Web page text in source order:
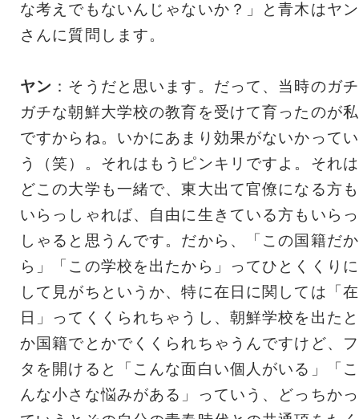
な考えでもないんじゃないか？」と青木はヤン
さんに質問します。
ヤン ：そうだと思います。だって、当時のガチ
ガチな朝鮮大学校の教育を受けて育ったのが私
ですからね。いかにあまり効果がないかってい
う（笑）。それはもうピンキリですよ。それは
どこの大学も一緒で、東大出て官僚になる方も
いらっしゃれば、自由に生きている方もいらっ
しゃると思うんです。だから、「この国籍だか
ら」「この学校を出たから」ってひとくくりに
して見がちというか、特に在日に関しては「在
日」ってくくられちゃうし、朝鮮学校を出たと
か国籍でとかでくくられちゃうんですけど、フ
タを開けると「こんな面白い個人がいる」「こ
んな小さな悩みがある」っていう、どっちかっ